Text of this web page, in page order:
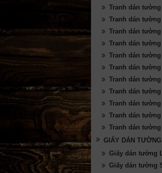
Tranh dán
Tranh dán
Tranh dán
Tranh dán
Tranh dán
Tranh dán
Tranh dán
Tranh dán
Tranh dán
Tranh dán
Tranh dán
GIẤY DÁN
Giấy dán tường
Giấy dán tường